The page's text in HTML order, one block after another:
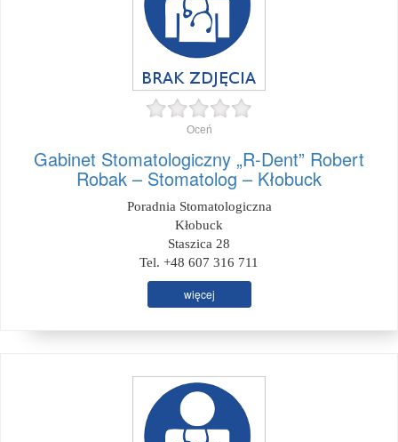
Oceń
Gabinet Stomatologiczny „R-Dent” Robert
Robak – Stomatolog – Kłobuck
Poradnia Stomatologiczna
Kłobuck
Staszica 28
Tel. +48 607 316 711
więcej